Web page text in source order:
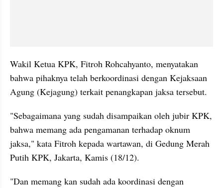
Wakil Ketua KPK, Fitroh Rohcahyanto, menyatakan
bahwa pihaknya telah berkoordinasi dengan Kejaksaan
Agung (Kejagung) terkait penangkapan jaksa tersebut.
"Sebagaimana yang sudah disampaikan oleh jubir KPK,
bahwa memang ada pengamanan terhadap oknum
jaksa," kata Fitroh kepada wartawan, di Gedung Merah
Putih KPK, Jakarta, Kamis (18/12).
"Dan memang kan sudah ada koordinasi dengan